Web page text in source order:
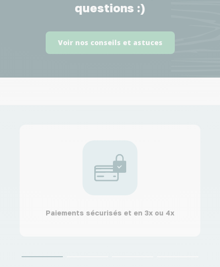
questions :)
Voir nos conseils et astuces
Paiements sécurisés et en 3x ou 4x